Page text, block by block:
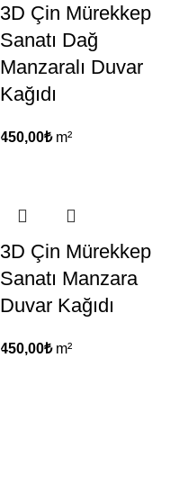
3D Çin Mürekkep
Sanatı Dağ
Manzaralı Duvar
Kağıdı
450,00₺m²
3D Çin Mürekkep
Sanatı Manzara
Duvar Kağıdı
450,00₺m²